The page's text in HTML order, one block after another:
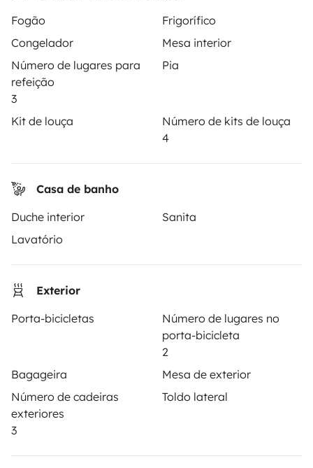
Fogão
Frigorífico
Congelador
Mesa interior
Número de lugares para
refeição
3
Pia
Kit de louça
Número de kits de louça
4
Casa de banho
Duche interior
Sanita
Lavatório
Exterior
Porta-bicicletas
Número de lugares no
porta-bicicleta
2
Bagageira
Mesa de exterior
Número de cadeiras
exteriores
3
Toldo lateral
intermediário de confiança e propõe uma solução
chave-na-mão para os alugueres de autocaravanas
4.22/5 de 544 comentários de utilizadores no Trusted
ALUGUER DE AUTOCARAVANAS
Como funciona?
Primeiros passos de autocaravana
Os comentários dos nossos utilizadores
PROPRIETÁRIOS